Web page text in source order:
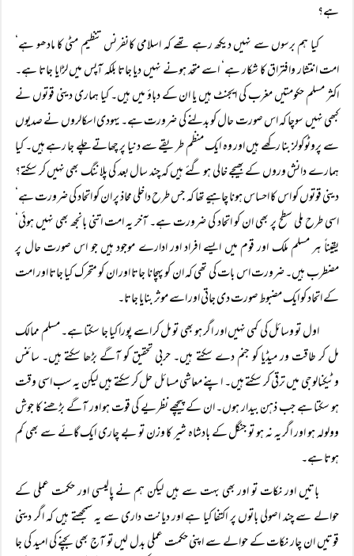
ہے؟
کیا ہم برسوں سے نہیں دیکھ رہے تھے کہ اسلامی کانفرنس تنظیم مٹی کا مادھو ہے‘
امت انتشار وافتراق کا شکار ہے‘ اسے متحد ہونے نہیں دیا جاتا بلکہ آپس میں لڑایا جاتا ہے۔
اکثر مسلم حکومتیں مغرب کی ایجنٹ ہیں یا ان کے دباؤ میں ہیں۔ کیا ہماری دینی قوتوں نے
کبھی نہیں سوچا کہ اس صورت حال کو بدلنے کی ضرورت ہے۔ یہودی اسکالروں نے صدیوں
سے پروٹوکولز بنا رکھے ہیں اور وہ ایک منظم طریقے سے دنیا پر چھاتے چلے جا رہے ہیں۔ کیا
ہمارے دانش وروں کے بھیجے خالی ہو گئے ہیں کہ چند سال بعد کی پلاننگ بھی نہیں کر سکتے؟
دینی قوتوں کو اس کا احساس ہونا چاہیے تھا کہ جس طرح داخلی محاذ پر ان کو اتحاد کی ضرورت ہے‘
اسی طرح ملی سطح پر بھی ان کو اتحاد کی ضرورت ہے۔ آخر یہ امت اتنی بانجھ بھی نہیں ہوئی‘
یقیناً ہر مسلم ملک اور قوم میں ایسے افراد اور ادارے موجود ہیں جو اس صورت حال پر
مضطرب ہیں۔ ضرورت اس بات کی تھی کہ ان کو پہچانا جاتا اور ان کو متحرک کیا جاتا اور امت
کے اتحاد کو ایک مضبوط صورت دی جاتی اور اسے موثر بنایا جاتا۔
اول تو وسائل کی کمی نہیں اور اگر ہو بھی تو مل کر اسے پورا کیا جا سکتا ہے۔ مسلم ممالک
مل کر طاقت ور میڈیا کو جنم دے سکتے ہیں۔ حربی تحقیق کو آگے بڑھا سکتے ہیں۔ سائنس
وٹیکنالوجی میں ترقی کر سکتے ہیں۔ اپنے معاشی مسائل حل کر سکتے ہیں لیکن یہ سب اسی وقت
ہو سکتا ہے جب ذہن بیدار ہوں۔ ان کے پیچھے نظریے کی قوت ہو اور آگے بڑھنے کا جوش
وولولہ ہو اور اگر یہ نہ ہو تو جنگل کے بادشاہ شیر کا وزن تو بے چاری ایک گائے سے بھی کم
ہوتا ہے۔
باتیں اور نکات تو اور بھی بہت سے ہیں لیکن ہم نے پالیسی اور حکمت عملی کے
حوالے سے چند اصولی باتوں پر اکتفا کیا ہے اور دیانت داری سے یہ سمجھتے ہیں کہ اگر دینی
قوتیں ان چار نکات کے حوالے سے اپنی حکمت عملی بدل لیں تو آج بھی بچنے کی امید کی جا